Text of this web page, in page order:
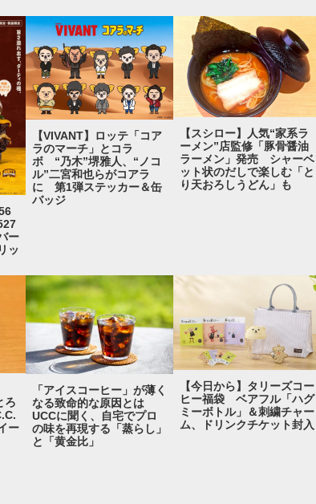
ー
ッ
【VIVANT】ロッテ「コア
ラのマーチ」とコラ
ボ “乃木”堺雅人、“ノコ
ル”二宮和也らがコアラ
に 第1弾ステッカー＆缶
バッジ
【スシロー】人気“家系ラ
ーメン”店監修「豚骨醤油
ラーメン」発売 シャーベ
ット状のだしで楽しむ「と
り天おろしうどん」も
ろ
ー
「アイスコーヒー」が薄く
なる致命的な原因とは
UCCに聞く、自宅でプロ
の味を再現する「蒸らし」
と「黄金比」
【今日から】タリーズコー
ヒー福袋 ベアフル「ハグ
ミーボトル」＆刺繍チャー
ム、ドリンクチケット封入